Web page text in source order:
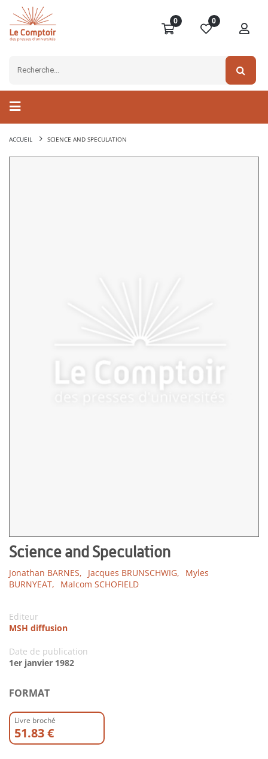
0 0
ACCUEIL SCIENCE AND SPECULATION
Science and Speculation
Jonathan BARNES, Jacques BRUNSCHWIG,
Myles
BURNYEAT,
Malcom SCHOFIELD
Editeur
MSH diffusion
Date de publication
1er janvier 1982
FORMAT
Livre broché
51.83 €